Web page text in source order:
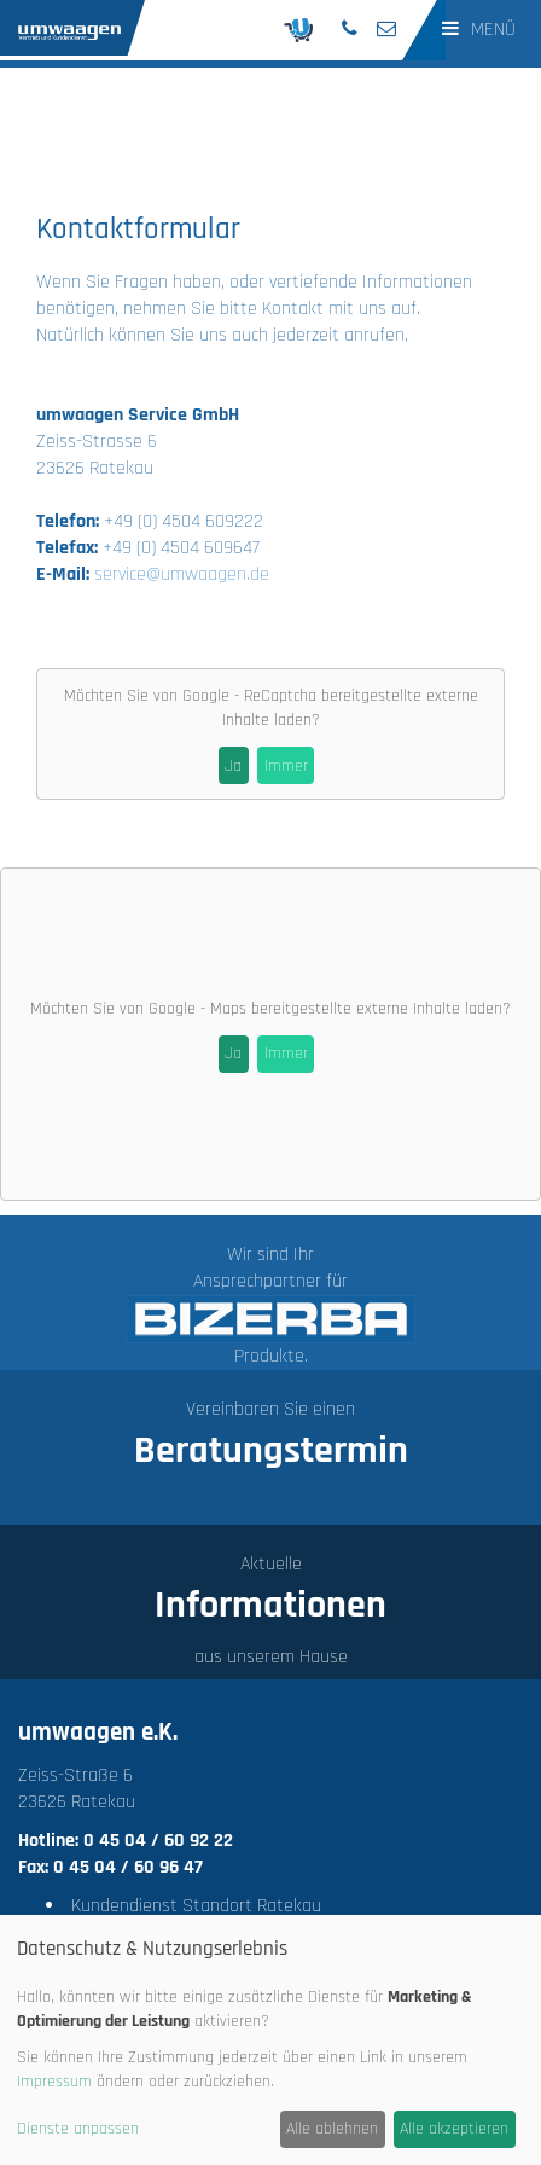
MENÜ
Kontaktformular
Wenn Sie Fragen haben, oder vertiefende Informationen
benötigen, nehmen Sie bitte Kontakt mit uns auf.
Natürlich können Sie uns auch jederzeit anrufen.
umwaagen Service GmbH
Zeiss-Strasse 6
23626 Ratekau
Telefon: +49 (0) 4504 609222
Telefax: +49 (0) 4504 609647
E-Mail: service@umwaagen.de
Möchten Sie von Google - ReCaptcha bereitgestellte externe
Inhalte laden?
Ja Immer
Möchten Sie von Google - Maps bereitgestellte externe Inhalte laden?
Ja Immer
Wir sind Ihr
Ansprechpartner für
Produkte.
Vereinbaren Sie einen
Beratungstermin
Aktuelle
Informationen
aus unserem Hause
umwaagen e.K.
Zeiss-Straße 6
23626 Ratekau
Hotline: 0 45 04 / 60 92 22
Fax: 0 45 04 / 60 96 47
Kundendienst Standort Ratekau
Anwender- und Verkaufsschulung
Datenschutz
Datenschutz & Nutzungserlebnis
Hallo, könnten wir bitte einige zusätzliche Dienste für Marketing &
Optimierung der Leistung aktivieren?
Sie können Ihre Zustimmung jederzeit über einen Link in unserem
Impressum ändern oder zurückziehen.
Dienste anpassen Alle ablehnen Alle akzeptieren